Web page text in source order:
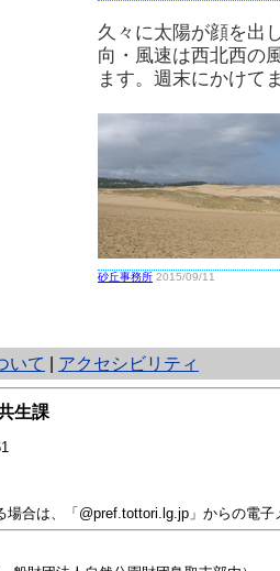
久々に太陽が顔を出
向・風速は西北西の
ます。週末にかけて
砂丘事務所 2015/09/11
いて アクセシビリティ
生課
は、「@pref.tottori.lg.jp」からの電子